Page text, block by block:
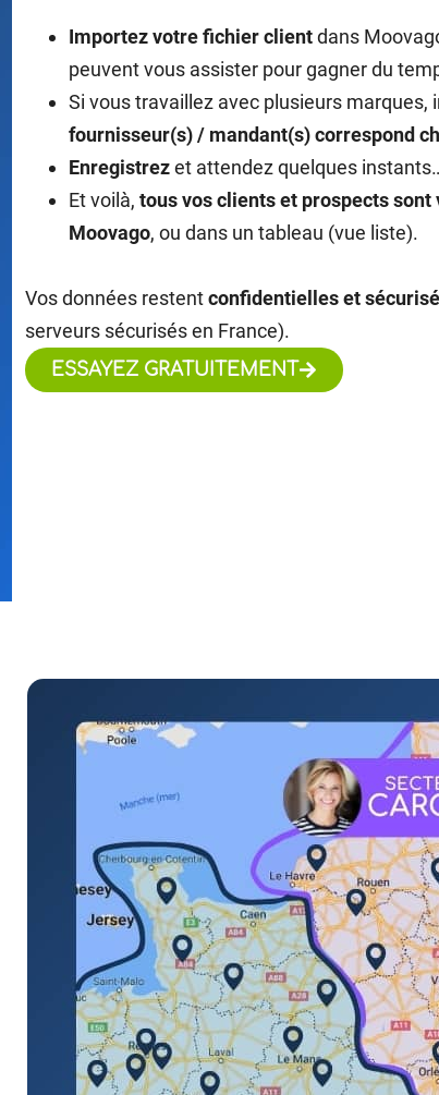
Importez votre fichier clientdans
peuvent vous assister pour gagner du
Si vous travaillez avec plusieurs marques,
fournisseur(s) / mandant(s) correspond
Enregistrezet attendez quelques
Et voilà,tous vos clients et prospects
Moovago, ou dans un tableau (vue liste).
Vos données restentconfidentielles et
serveurs sécurisés en France).
ESSAYEZ GRATUITEMENT